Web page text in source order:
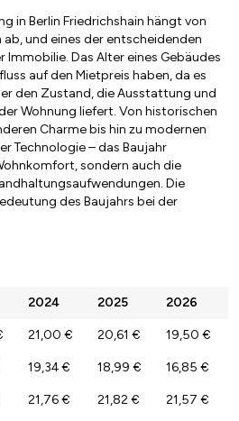
in Berlin Friedrichshain hängt von
und eines der entscheidenden
Immobilie. Das Alter eines Gebäudes
auf den Mietpreis haben, da es
den Zustand, die Ausstattung und
Wohnung liefert. Von historischen
Charme bis hin zu modernen
Technologie – das Baujahr
sondern auch die
Die
des Baujahrs bei der
2024 2025 2026
21,00 € 20,61 € 19,50 €
19,34 € 18,99 € 16,85 €
21,76 € 21,82 € 21,57 €